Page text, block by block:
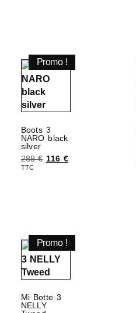
Promo !
Boots 3
NARO black
silver
289€ 116 €
TTC
Promo !
Mi Botte 3
NELLY